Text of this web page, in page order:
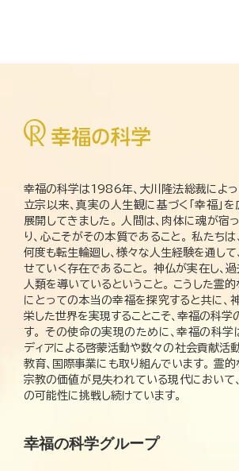
幸福の科学は1986年、大川隆法総裁によっ
立宗以来、真実の人生観に基づく「幸福」を
展開してきました。 人間は、肉体に魂が宿
り、心こそがその本質であること。 私たち
何度も転生輪廻し、様々な人生経験を通して
せていく存在であること。 神仏が実在し、過
人類を導いているということ。 こうした霊
にとっての本当の幸福を探究すると共に、
栄した世界を実現することこそ、幸福の科学
す。 その使命の実現のために、幸福の科学
ディアによる啓蒙活動や数々の社会貢献活
教育、国際事業にも取り組んでいます。 霊的
宗教の価値が見失われている現代において
の可能性に挑戦し続けています。
幸福の科学グループ